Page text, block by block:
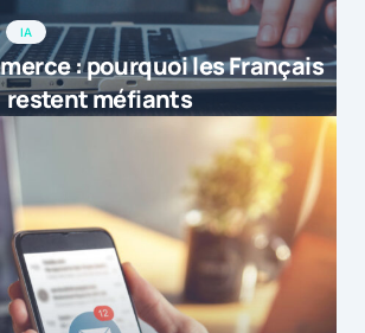
IA
: pourquoi les Français
restent méfiants